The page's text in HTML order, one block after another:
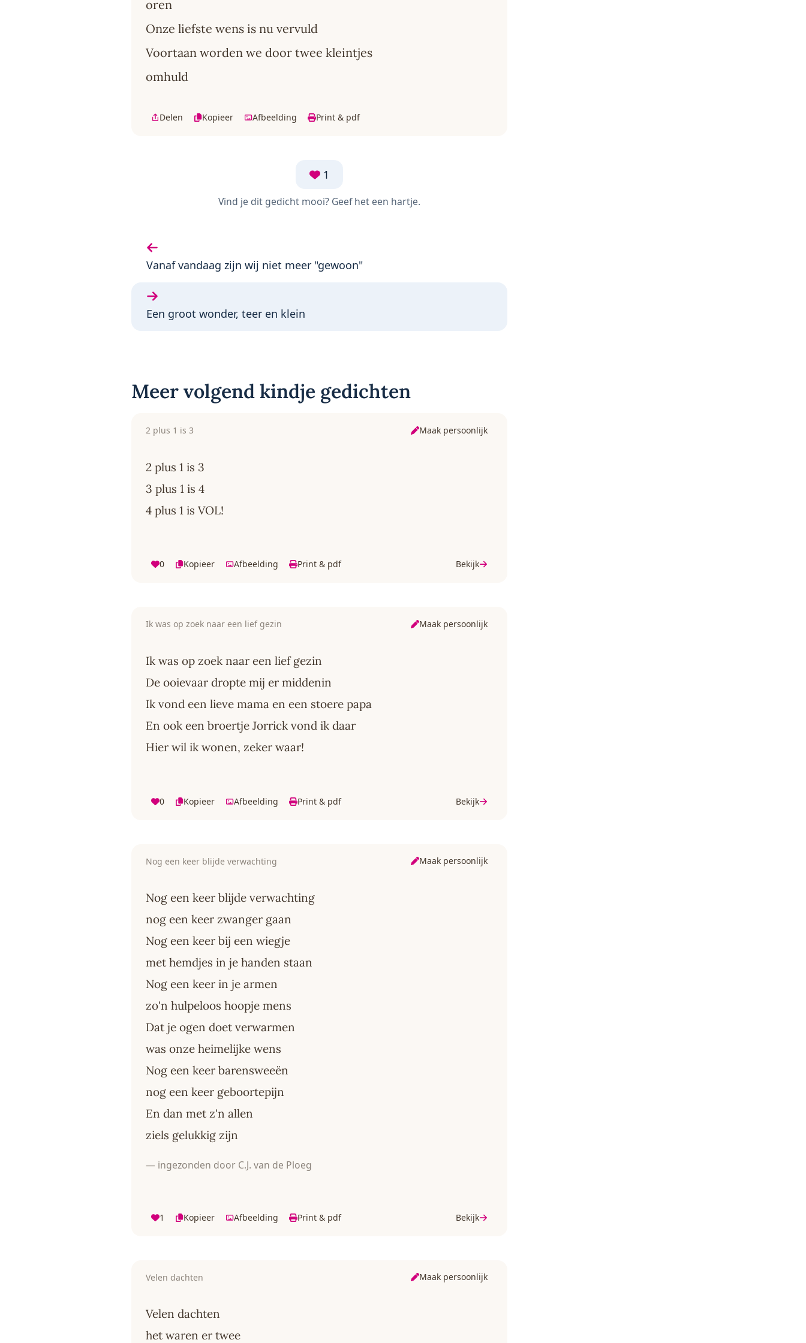
oren
Onze liefste wens is nu vervuld
Voortaan worden we door twee kleintjes
omhuld
Delen Kopieer Afbeelding Print & pdf
1
Vind je dit gedicht mooi? Geef het een hartje.
Vorige gedicht:
Vanaf vandaag zijn wij niet meer "gewoon"
Volgende gedicht:
Een groot wonder, teer en klein
Meer volgend kindje gedichten
2 plus 1 is 3 Maak persoonlijk
2 plus 1 is 3
3 plus 1 is 4
4 plus 1 is VOL!
0 Kopieer Afbeelding Print & pdf Bekijk
Ik was op zoek naar een lief gezin Maak persoonlijk
Ik was op zoek naar een lief gezin
De ooievaar dropte mij er middenin
Ik vond een lieve mama en een stoere papa
En ook een broertje Jorrick vond ik daar
Hier wil ik wonen, zeker waar!
0 Kopieer Afbeelding Print & pdf Bekijk
Nog een keer blijde verwachting Maak persoonlijk
Nog een keer blijde verwachting
nog een keer zwanger gaan
Nog een keer bij een wiegje
met hemdjes in je handen staan
Nog een keer in je armen
zo'n hulpeloos hoopje mens
Dat je ogen doet verwarmen
was onze heimelijke wens
Nog een keer barensweeën
nog een keer geboortepijn
En dan met z'n allen
ziels gelukkig zijn
— ingezonden door C.J. van de Ploeg
1 Kopieer Afbeelding Print & pdf Bekijk
Velen dachten Maak persoonlijk
Velen dachten
het waren er twee